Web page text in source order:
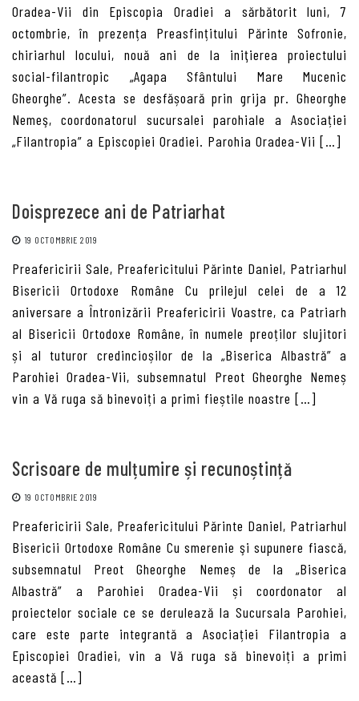
Oradea-Vii din Episcopia Oradiei a sărbătorit luni, 7
octombrie, în prezența Preasfințitului Părinte Sofronie,
chiriarhul locului, nouă ani de la iniţierea proiectului
social-filantropic „Agapa Sfântului Mare Mucenic
Gheorghe”. Acesta se desfășoară prin grija pr. Gheorghe
Nemeş, coordonatorul sucursalei parohiale a Asociației
„Filantropia” a Episcopiei Oradiei. Parohia Oradea-Vii […]
Doisprezece ani de Patriarhat
19 OCTOMBRIE 2019
Preafericirii Sale, Preafericitului Părinte Daniel, Patriarhul
Bisericii Ortodoxe Române Cu prilejul celei de a 12
aniversare a Întronizării Preafericirii Voastre, ca Patriarh
al Bisericii Ortodoxe Române, în numele preoților slujitori
și al tuturor credincioșilor de la „Biserica Albastră” a
Parohiei Oradea-Vii, subsemnatul Preot Gheorghe Nemeș
vin a Vă ruga să binevoiți a primi fieștile noastre […]
Scrisoare de mulțumire și recunoștință
19 OCTOMBRIE 2019
Preafericirii Sale, Preafericitului Părinte Daniel, Patriarhul
Bisericii Ortodoxe Române Cu smerenie şi supunere fiască,
subsemnatul Preot Gheorghe Nemeș de la „Biserica
Albastră” a Parohiei Oradea-Vii și coordonator al
proiectelor sociale ce se derulează la Sucursala Parohiei,
care este parte integrantă a Asociației Filantropia a
Episcopiei Oradiei, vin a Vă ruga să binevoiți a primi
această […]